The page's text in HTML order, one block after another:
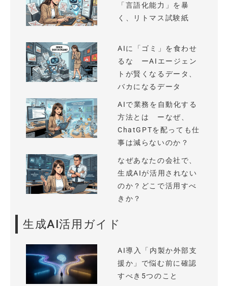
「言語化能力」を暴
く、リトマス試験紙
AIに「ゴミ」を食わせ
るな ーAIエージェン
トが賢くなるデータ、
バカになるデータ
AIで業務を自動化する
方法とは ーなぜ、
ChatGPTを配っても仕
事は減らないのか？
なぜあなたの会社で、
生成AIが活用されない
のか？どこで活用すべ
きか？
生成AI活用ガイド
AI導入「内製か外部支
援か」で悩む前に確認
すべき5つのこと